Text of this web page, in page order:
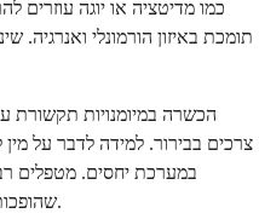
כמו מדיטציה או יוגה
תומכת באיזון הורמונלי ואנרגיה.
הכשרה במיומנויות תקשורת
צרכים בבירור. למידה לדבר על
במערכת יחסים. מטפלים
שהופכות שיחות אלו לקלות ופרודוקטיביות יותר.